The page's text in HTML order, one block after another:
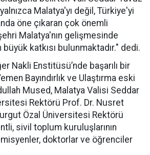
Malatya'yı değil, Türkiye'yi
öne çıkaran çok önemli
Malatya'nın gelişmesinde
katkısı bulunmaktadır." dedi.
Nakli Enstitüsü’nde başarılı bir
Bayındırlık ve Ulaştırma eski
Mused, Malatya Valisi Seddar
Rektörü Prof. Dr. Nusret
Özal Üniversitesi Rektörü
sivil toplum kuruluşlarının
doktorlar ve öğrenciler